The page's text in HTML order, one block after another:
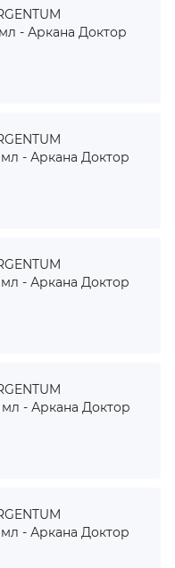
мл - Аркана Доктор
мл - Аркана Доктор
мл - Аркана Доктор
мл - Аркана Доктор
мл - Аркана Доктор